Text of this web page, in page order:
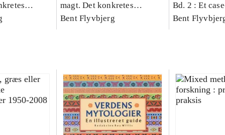
magt. Det konkretes
videnskab. Bind 1
Bent Flyvbjerg
Bd. 2 : Et
studie af
Bent